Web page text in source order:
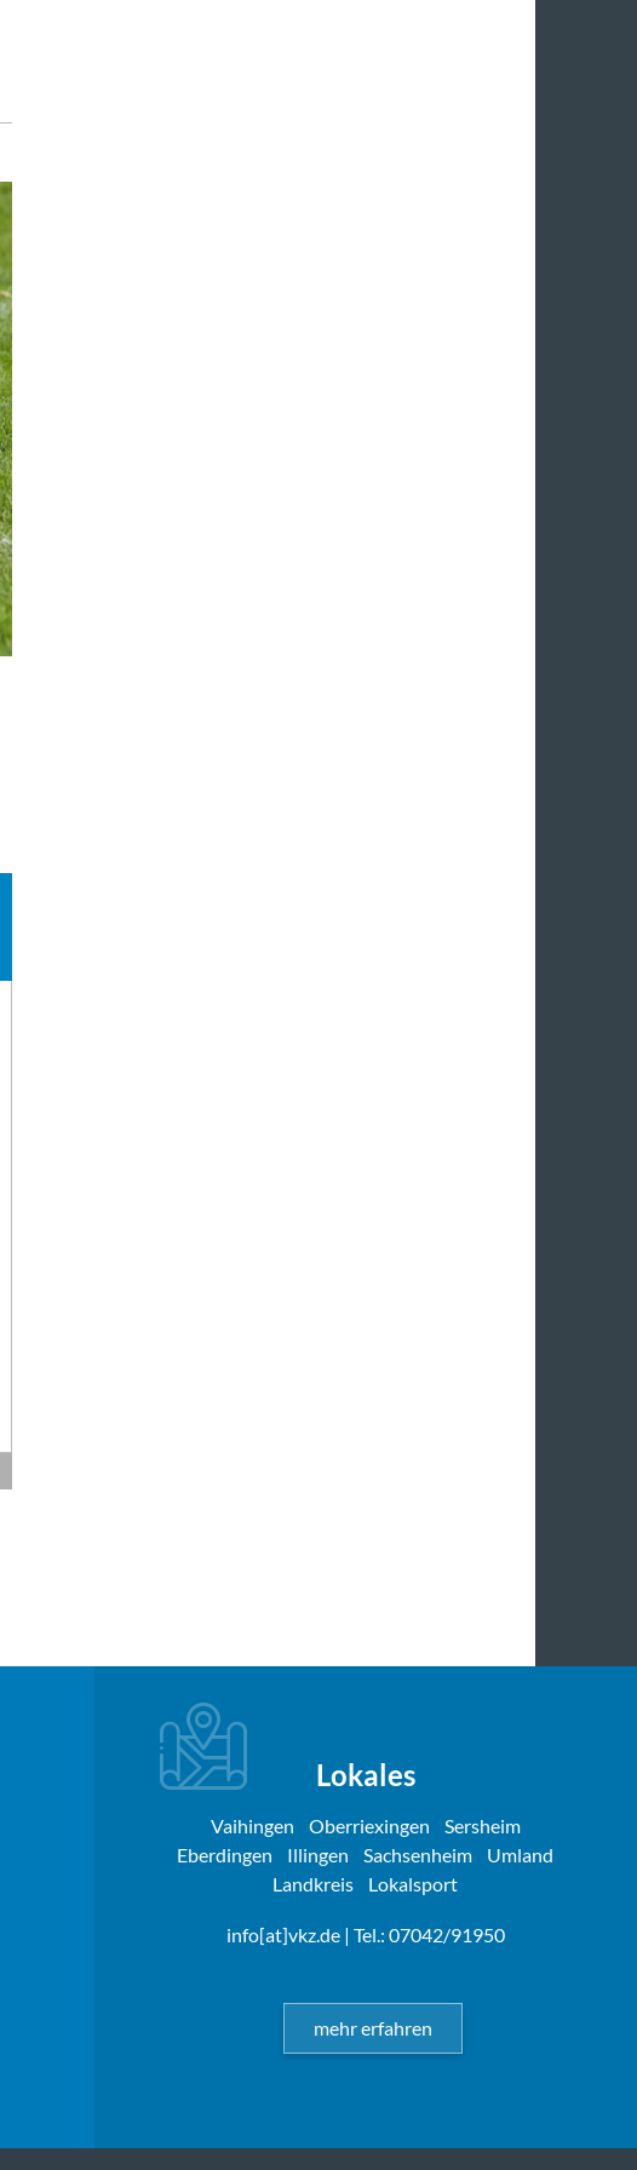
Lokales
Vaihingen Oberriexingen
Sersheim
Eberdingen
Illingen Sachsenheim
Umland
Landkreis
Lokalsport
info[at]vkz.de| Tel.: 07042/91950
mehr erfahren